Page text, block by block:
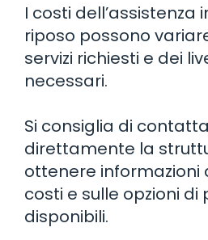
I costi dell’assistenza
riposo possono
servizi richiesti e dei
necessari.
Si consiglia di
direttamente la
ottenere informazioni
costi e sulle opzioni
disponibili.